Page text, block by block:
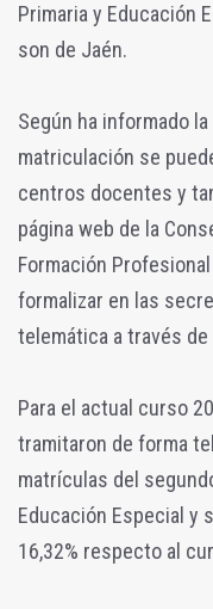
Primaria y Educación
son de Jaén.
Según ha informado
matriculación se
centros docentes y
página web de la
Formación
formalizar en las
telemática a través
Para el actual curso
tramitaron de forma
matrículas del
Educación Especial y
16,32% respecto al